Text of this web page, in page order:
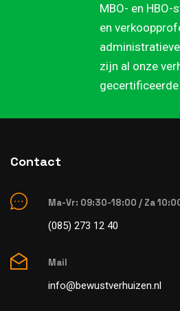
MBO- en
en
zijn al onze
Contact
Ma-Vr: 09:30-18:00 / Za
(085) 273 12 40
Mail
info@bewustverhuizen.nl